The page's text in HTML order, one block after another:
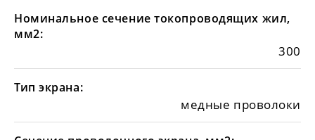
Номинальное сечение токопроводящих жил,
мм2:
300
Тип экрана:
медные проволоки